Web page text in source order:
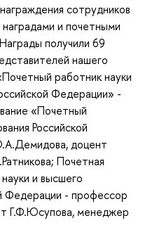
сотрудников
и почетными
получили 69
нашего
работник науки
Федерации» -
«Почетный
Российской
доцент
Почетная
и высшего
Федерации - профессор
Г.Ф.Юсупова, менеджер